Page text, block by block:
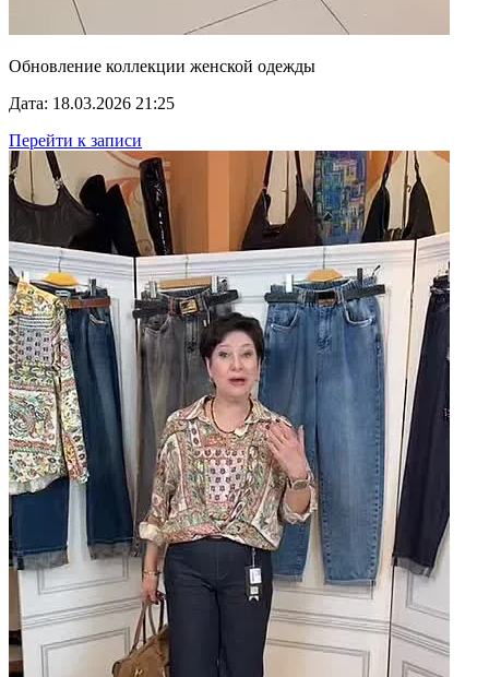
Обновление коллекции женской одежды
Дата: 18.03.2026 21:25
Перейти к записи